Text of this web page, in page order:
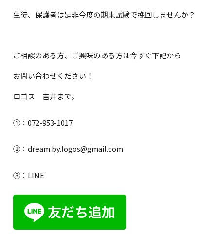
生徒、保護者は是非今度の期末試験で挽回しませんか？
ご相談のある方、ご興味のある方は今すぐ下記から
お問い合わせください！
ロゴス 吉井まで。
①：072-953-1017
②：dream.by.logos@gmail.com
③：LINE